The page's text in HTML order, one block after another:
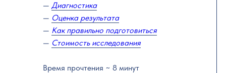
— Диагностика
— Оценка результата
— Как правильно подготовиться
— Стоимость исследования
Время прочтения ~ 8 минут